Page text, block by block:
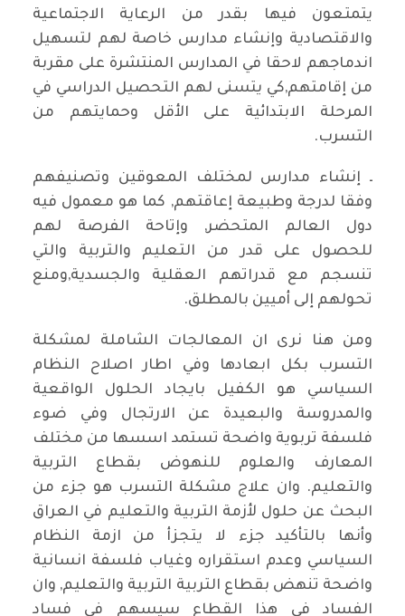
يتمتعون فيها بقدر من الرعاية الاجتماعية
والاقتصادية وإنشاء مدارس خاصة لهم لتسهيل
اندماجهم لاحقا في المدارس المنتشرة على مقربة
من إقامتهم,كي يتسنى لهم التحصيل الدراسي في
المرحلة الابتدائية على الأقل وحمايتهم من
التسرب.
ـ إنشاء مدارس لمختلف المعوقين وتصنيفهم
وفقا لدرجة وطبيعة إعاقتهم, كما هو معمول فيه
دول العالم المتحضر, وإتاحة الفرصة لهم
للحصول على قدر من التعليم والتربية والتي
تنسجم مع قدراتهم العقلية والجسدية,ومنع
تحولهم إلى أميين بالمطلق.
ومن هنا نرى ان المعالجات الشاملة لمشكلة
التسرب بكل ابعادها وفي اطار اصلاح النظام
السياسي هو الكفيل بايجاد الحلول الواقعية
والمدروسة والبعيدة عن الارتجال وفي ضوء
فلسفة تربوية واضحة تستمد اسسها من مختلف
المعارف والعلوم للنهوض بقطاع التربية
والتعليم. وان علاج مشكلة التسرب هو جزء من
البحث عن حلول لأزمة التربية والتعليم في العراق
وأنها بالتأكيد جزء لا يتجزأ من ازمة النظام
السياسي وعدم استقراره وغياب فلسفة انسانية
واضحة تنهض بقطاع التربية التربية والتعليم, وان
الفساد في هذا القطاع سيسهم في فساد